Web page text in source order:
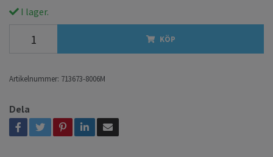
I lager.
KÖP
Artikelnummer: 713673-8006M
Dela